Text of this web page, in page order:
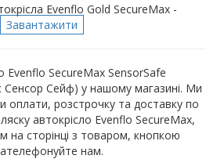
Evenflo Gold SecureMax -
Завантажити
Evenflo SecureMax SensorSafe
Сейф) у нашому магазині. Ми
оплати, розстрочку та доставку по
автокрісло Evenflo SecureMax,
на сторінці з товаром, кнопкою
нам.